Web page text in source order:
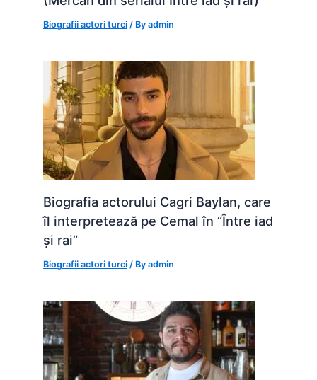
Biografii actori turci / Byadmin
Biografia actorului Cagri Baylan, care
îl interpretează pe Cemal în “Între iad
și rai”
Biografii actori turci / Byadmin